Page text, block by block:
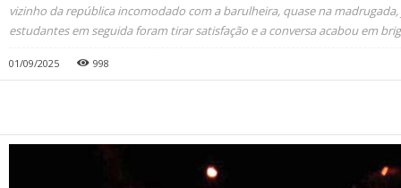
vizinho da república incomodado com a barulheira, quase na
estudantes em seguida foram tirar satisfação e a conversa acabou em
01/09/2025 998